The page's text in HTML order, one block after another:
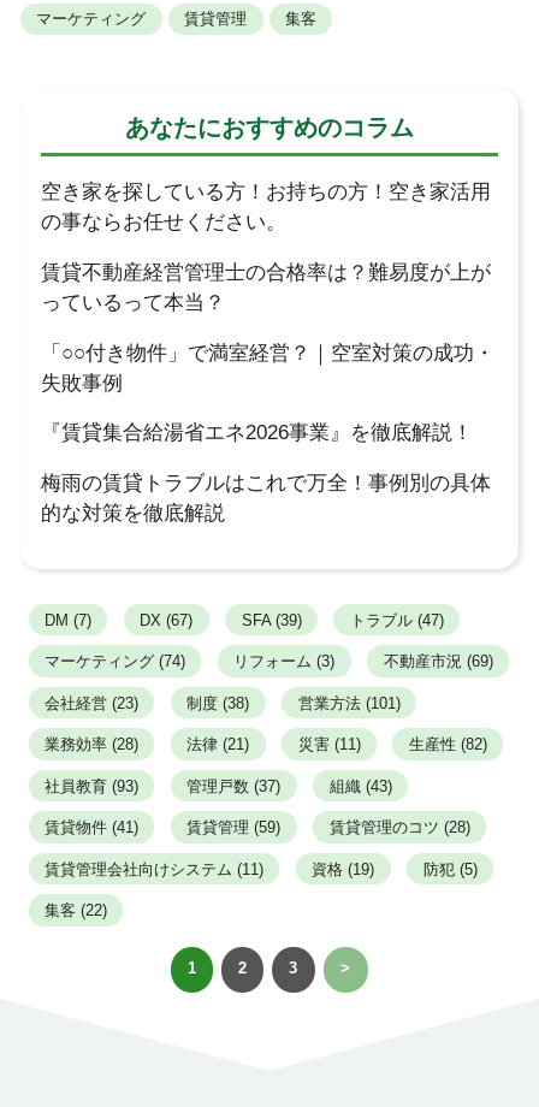
マーケティング 賃貸管理 集客
あなたにおすすめのコラム
空き家を探している方！お持ちの方！空き家活用
の事ならお任せください。
賃貸不動産経営管理士の合格率は？難易度が上が
っているって本当？
「○○付き物件」で満室経営？｜空室対策の成功・
失敗事例
『賃貸集合給湯省エネ2026事業』を徹底解説！
梅雨の賃貸トラブルはこれで万全！事例別の具体
的な対策を徹底解説
DM (7) DX (67) SFA (39) トラブル (47)
マーケティング (74) リフォーム (3) 不動産市況 (69)
会社経営 (23) 制度 (38) 営業方法 (101)
業務効率 (28) 法律 (21) 災害 (11) 生産性 (82)
社員教育 (93) 管理戸数 (37) 組織 (43)
賃貸物件 (41) 賃貸管理 (59) 賃貸管理のコツ (28)
賃貸管理会社向けシステム (11) 資格 (19) 防犯 (5)
集客 (22)
1 2 3 >